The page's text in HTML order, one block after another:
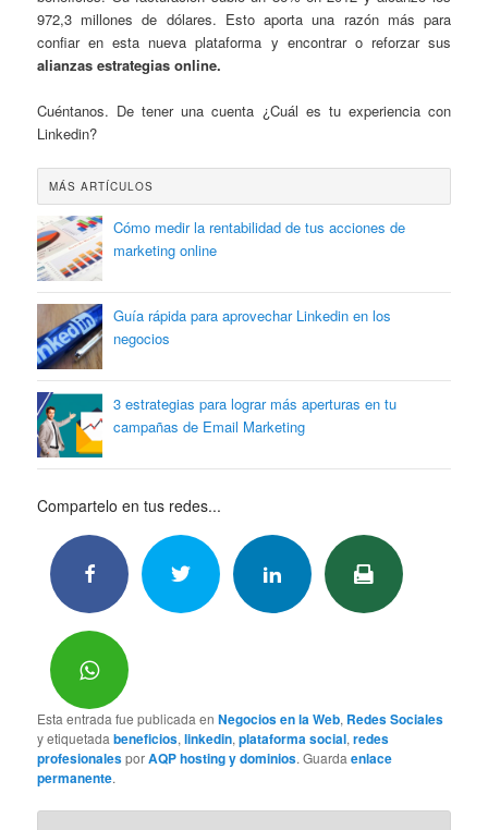
972,3 millones de dólares. Esto aporta una razón más para
confiar en esta nueva plataforma y encontrar o reforzar sus
alianzas estrategias online.
Cuéntanos. De tener una cuenta ¿Cuál es tu experiencia con
Linkedin?
MÁS ARTÍCULOS
Cómo medir la rentabilidad de tus acciones de
marketing online
Guía rápida para aprovechar Linkedin en los
negocios
3 estrategias para lograr más aperturas en tu
campañas de Email Marketing
Compartelo en tus redes...
Esta entrada fue publicada enNegocios en la Web, Redes Sociales
y etiquetadabeneficios,linkedin,plataforma social,redes
profesionalesporAQP hosting y dominios. Guardaenlace
permanente.